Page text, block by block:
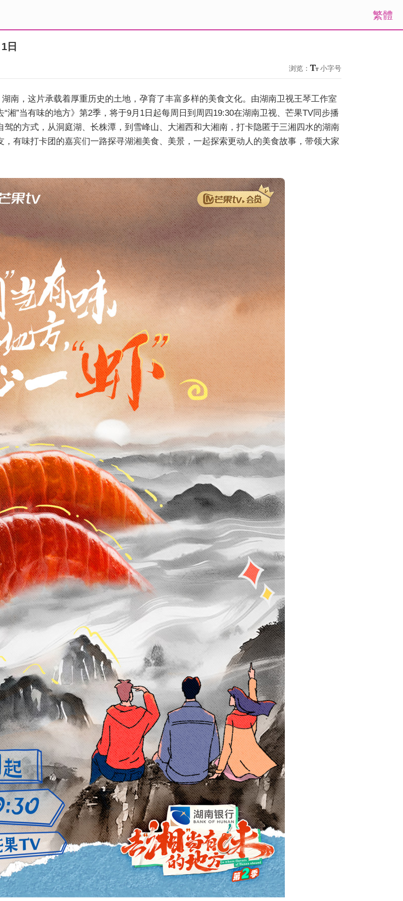
繁體
日
浏览： 小字号
，这片承载着厚重历史的土地，孕育了丰富多样的美食文化。由湖南卫视王琴工作室
湘”当有味的地方》第2季，将于9月1日起每周日到周四19:30在湖南卫视、芒果TV同步播
的方式，从洞庭湖、长株潭，到雪峰山、大湘西和大湘南，打卡隐匿于三湘四水的湖南
有味打卡团的嘉宾们一路探寻湖湘美食、美景，一起探索更动人的美食故事，带领大家